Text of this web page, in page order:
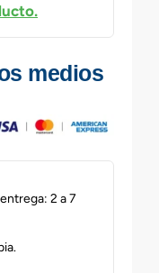
medios
2 a 7